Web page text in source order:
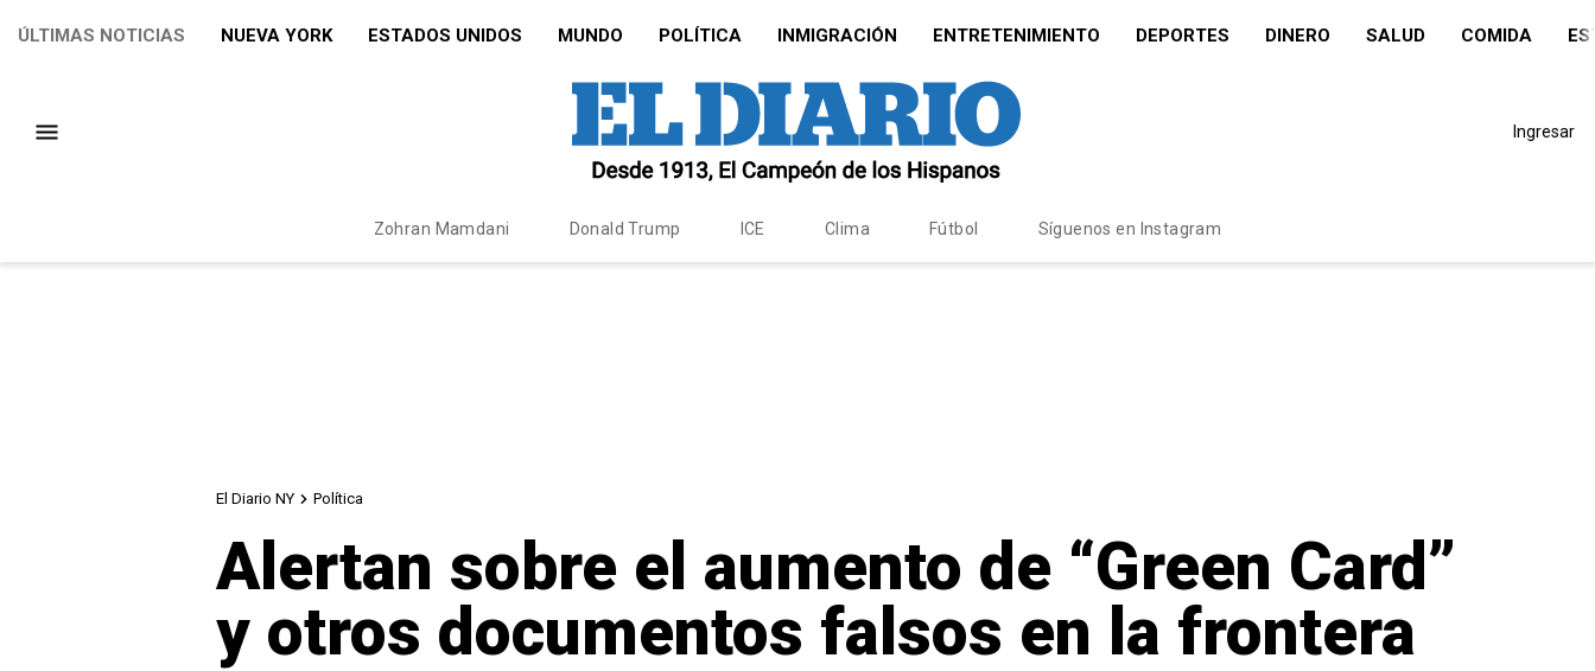
ÚLTIMAS NOTICIAS NUEVA YORK ESTADOS UNIDOS MUNDO POLÍTICA INMIGRACIÓN ENTRETENIMIENTO DEPORTES DINERO SALUD COMIDA
Ingresar
Zohran Mamdani Donald Trump ICE Clima Fútbol Síguenos en Instagram
El Diario NY Política
Alertan sobre el aumento de “Green Card”
y otros documentos falsos en la frontera